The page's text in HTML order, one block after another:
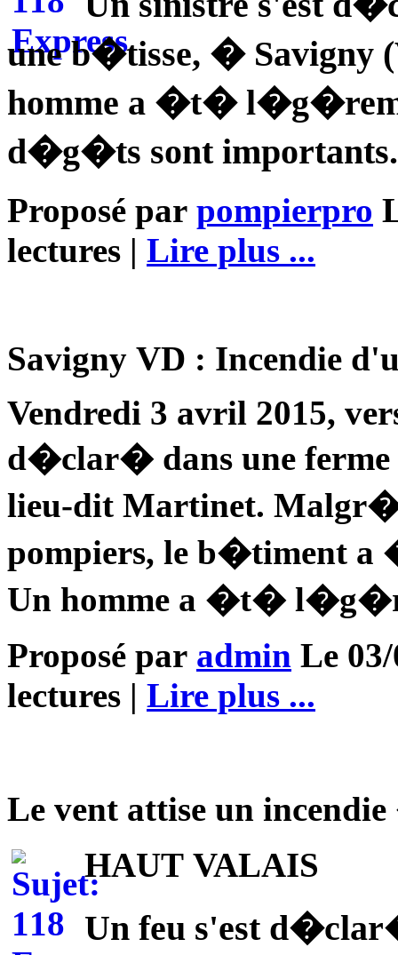
une b�tisse, � Savigny
homme a �t�
d�g�ts sont importants.
Proposé par pompierpro
lectures | Lire plus ...
Savigny VD : Incendie
Vendredi 3 avril 2015,
d�clar� dans une
lieu-dit Martinet.
pompiers, le b�timent
Un homme a �t�
Proposé par admin Le
lectures | Lire plus ...
Le vent attise un
HAUT VALAIS
Un feu s'est